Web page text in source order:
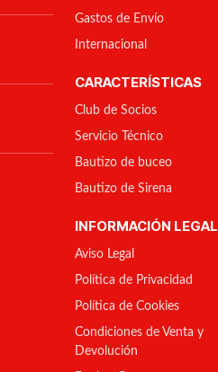
Gastos de Envío
Internacional
CARACTERÍSTICAS
Club de Socios
Servicio Técnico
Bautizo de buceo
Bautizo de Sirena
INFORMACIÓN LEGAL
Aviso Legal
Política de Privacidad
Política de Cookies
Condiciones de Venta y
Devolución